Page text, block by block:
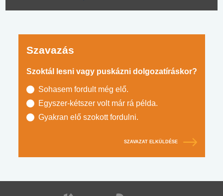
Szavazás
Szoktál lesni vagy puskázni dolgozatíráskor?
Sohasem fordult még elő.
Egyszer-kétszer volt már rá példa.
Gyakran elő szokott fordulni.
SZAVAZAT ELKÜLDÉSE